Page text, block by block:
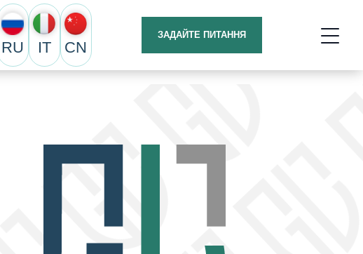
RU IT CN
ЗАДАЙТЕ ПИТАННЯ